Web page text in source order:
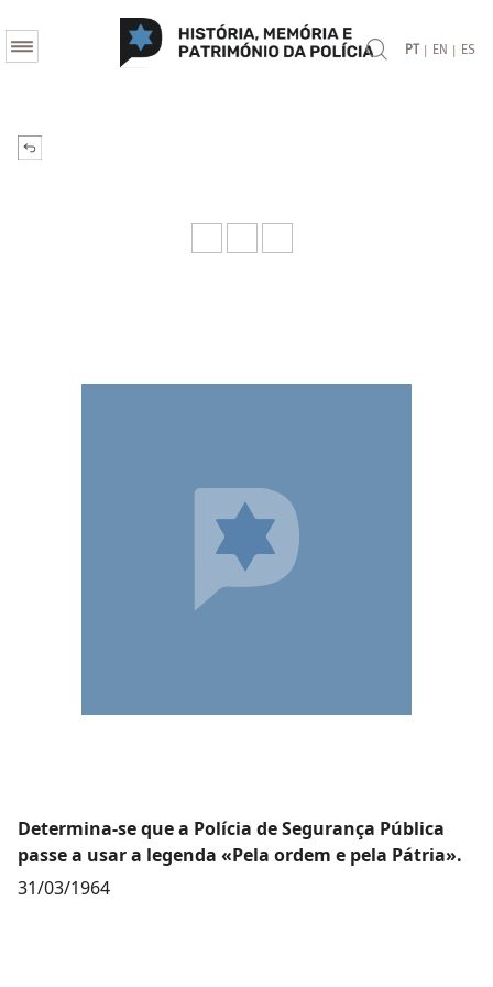
PT | EN | ES
Determina-se que a Polícia de Segurança Pública
passe a usar a legenda «Pela ordem e pela Pátria».
31/03/1964